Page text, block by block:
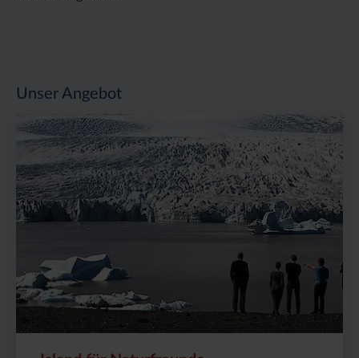
Unser Angebot
Preis
(ab):
4150€
Dauer:
10
Tage
Reiseziel
Island